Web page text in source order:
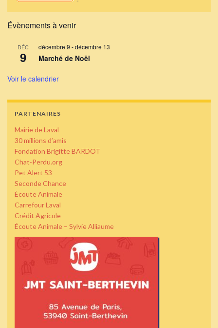
Évènements à venir
DÉC
9
décembre 9 -décembre 13
Marché de Noël
Voir le calendrier
PARTENAIRES
Mairie de Laval
30 millions d’amis
Fondation Brigitte BARDOT
Chat-Perdu.org
Pet Alert 53
Seconde Chance
Écoute Animale
Carrefour Laval
Crédit Agricole
Écoute Animale – Sylvie Alliaume